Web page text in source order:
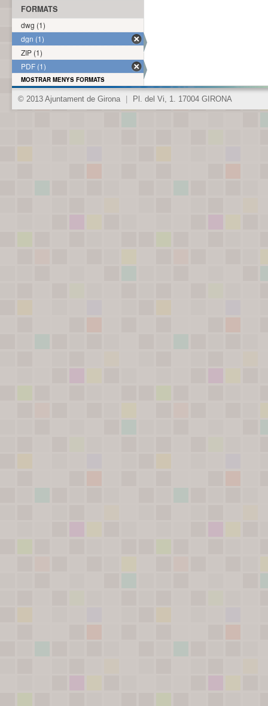
FORMATS
dwg (1)
dgn (1)
ZIP (1)
PDF (1)
MOSTRAR MENYS FORMATS
© 2013 Ajuntament de Girona Pl. del Vi, 1. 17004 GIRONA